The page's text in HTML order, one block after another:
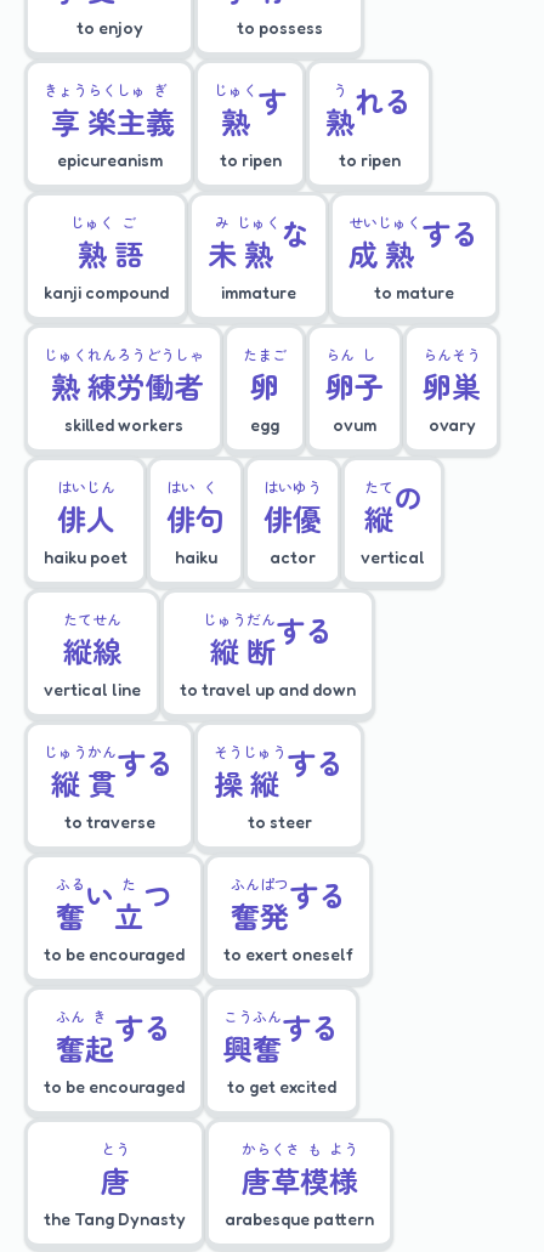
to enjoy to possess
享
きょう
楽
らく
主
しゅ
義
ぎ
epicureanism
熟
じゅく す
to ripen
熟
う れる
to ripen
熟
じゅく
語
ご
kanji compound
未
み
熟
じゅく な
immature
成
せい
熟
じゅく する
to mature
熟
じゅく
練
れん
労
ろう
働
どう
者
しゃ
skilled workers
卵
たまご
egg
卵
らん
子
し
ovum
卵
らん
巣
そう
ovary
俳
はい
人
じん
haiku poet
俳
はい
句
く
haiku
俳
はい
優
ゆう
actor
縦
たて の
vertical
縦
たて
線
せん
vertical line
縦
じゅう
断
だんする
to travel up and down
縦
じゅう
貫
かんする
to traverse
操
そう
縦
じゅう する
to steer
奮
ふる い立
た つ
to be encouraged
奮
ふん
発
ぱつする
to exert oneself
奮
ふん
起
き する
to be encouraged
興
こう
奮
ふんする
to get excited
唐
とう
the Tang Dynasty
唐
から
草
くさ
模
も
様
よう
arabesque pattern